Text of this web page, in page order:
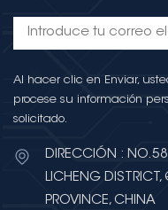
Al hacer clic en Enviar,
procese su información
solicitado.
DIRECCIÓN : NO.58
LICHENG
PROVINCE, CHINA